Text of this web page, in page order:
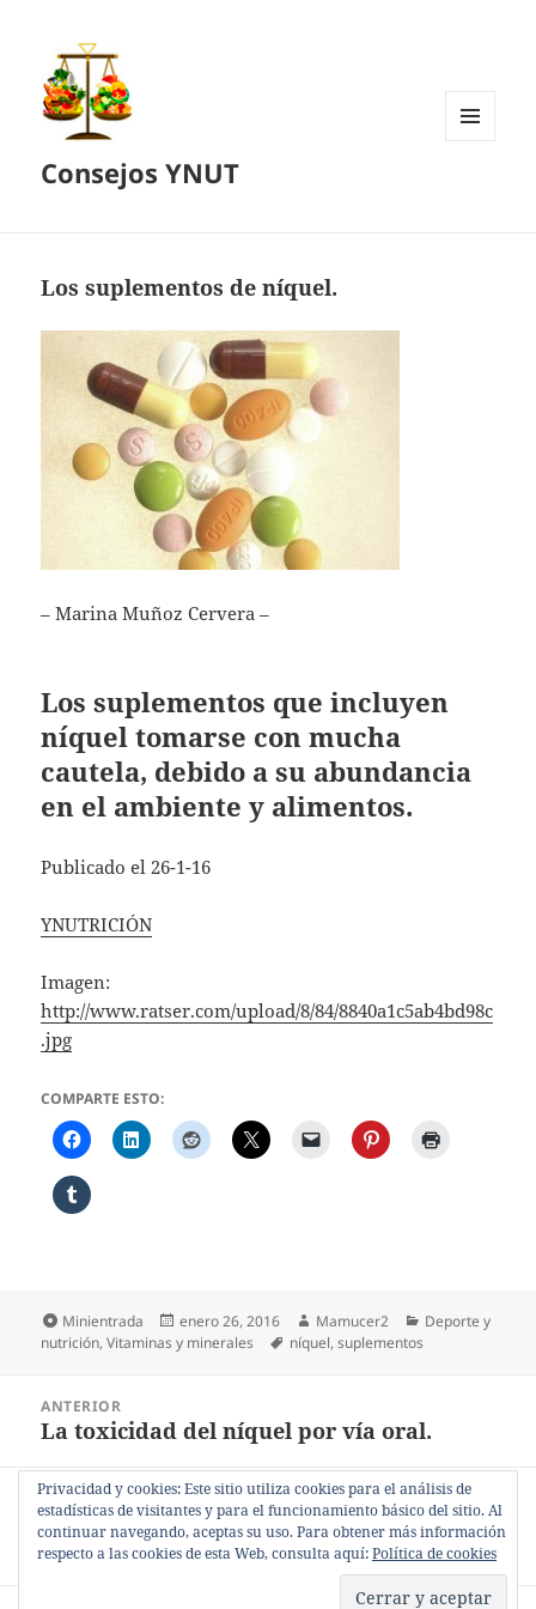
Consejos YNUT
Los suplementos de níquel.
– Marina Muñoz Cervera –
Los suplementos que incluyen
níquel tomarse con mucha
cautela, debido a su abundancia
en el ambiente y alimentos.
Publicado el 26-1-16
YNUTRICIÓN
Imagen:
http://www.ratser.com/upload/8/84/8840a1c5ab4bd98c
.jpg
COMPARTE ESTO:
Formato
Minientrada
Publicado
el
enero 26, 2016 Autor
Mamucer2 Categorías
Deporte y
nutrición,Vitaminas y minerales Etiquetas
níquel,suplementos
entradas
ANTERIOR
Entrada
La toxicidad del níquel por vía oral.
SIGUIENTE
Entrada
siguiente:
Toxicidad del níquel como metal y
ambiental.
Privacidad y cookies: Este sitio utiliza cookies para el análisis de
estadísticas de visitantes y para el funcionamiento básico del sitio. Al
continuar navegando, aceptas su uso. Para obtener más información
respecto a las cookies de esta Web, consulta aquí:Política de cookies